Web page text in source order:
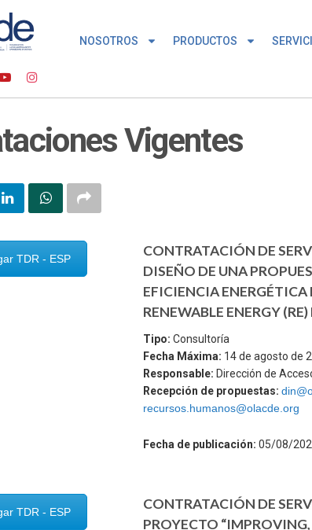
NOSOTROS PRODUCTOS
Vigentes
TDR - ESP
CONTRATACIÓN DE
DISEÑO DE UNA
EFICIENCIA
RENEWABLE ENERGY
Tipo: Consultoría
Fecha Máxima: 14 de agosto de
Responsable: Dirección de
Recepción de propuestas:
recursos.humanos@olacde.org
Fecha de publicación: 05/08/
TDR - ESP
CONTRATACIÓN DE
PROYECTO